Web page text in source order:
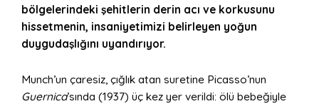
bölgelerindeki şehitlerin derin acı ve korkusunu
hissetmenin, insaniyetimizi belirleyen yoğun
duygudaşlığını uyandırıyor.
Munch’un çaresiz, çığlık atan suretine Picasso’nun
Guernica’sında (1937) üç kez yer verildi: ölü bebeğiyle